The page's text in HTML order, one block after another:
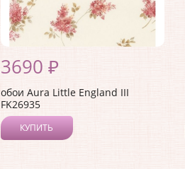
3690 ₽
обои Aura Little England III
FK26935
КУПИТЬ